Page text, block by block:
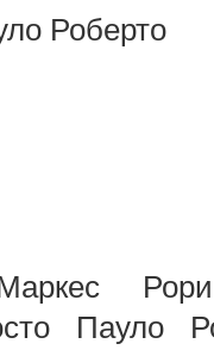
Роберто
Пауло